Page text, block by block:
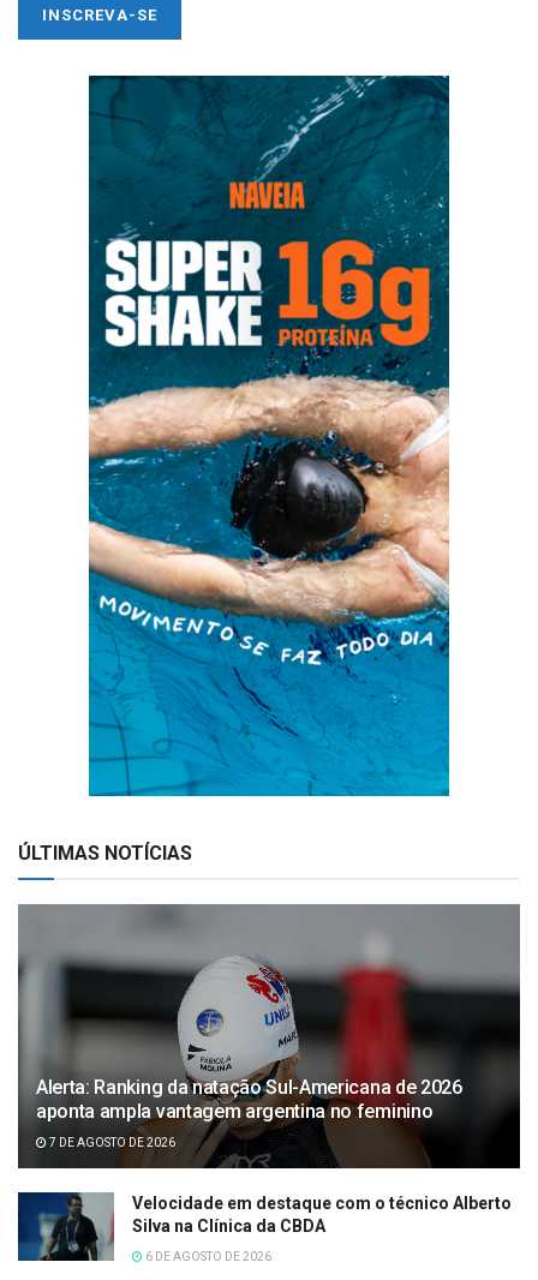
ÚLTIMAS NOTÍCIAS
Alerta: Ranking da natação Sul-Americana de 2026
aponta ampla vantagem argentina no feminino
7 DE AGOSTO DE 2026
Velocidade em destaque com o técnico Alberto
Silva na Clínica da CBDA
6 DE AGOSTO DE 2026